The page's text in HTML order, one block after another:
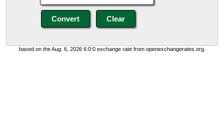
based on the Aug. 6, 2026 6:0:0 exchange rate from openexchangerates.org.